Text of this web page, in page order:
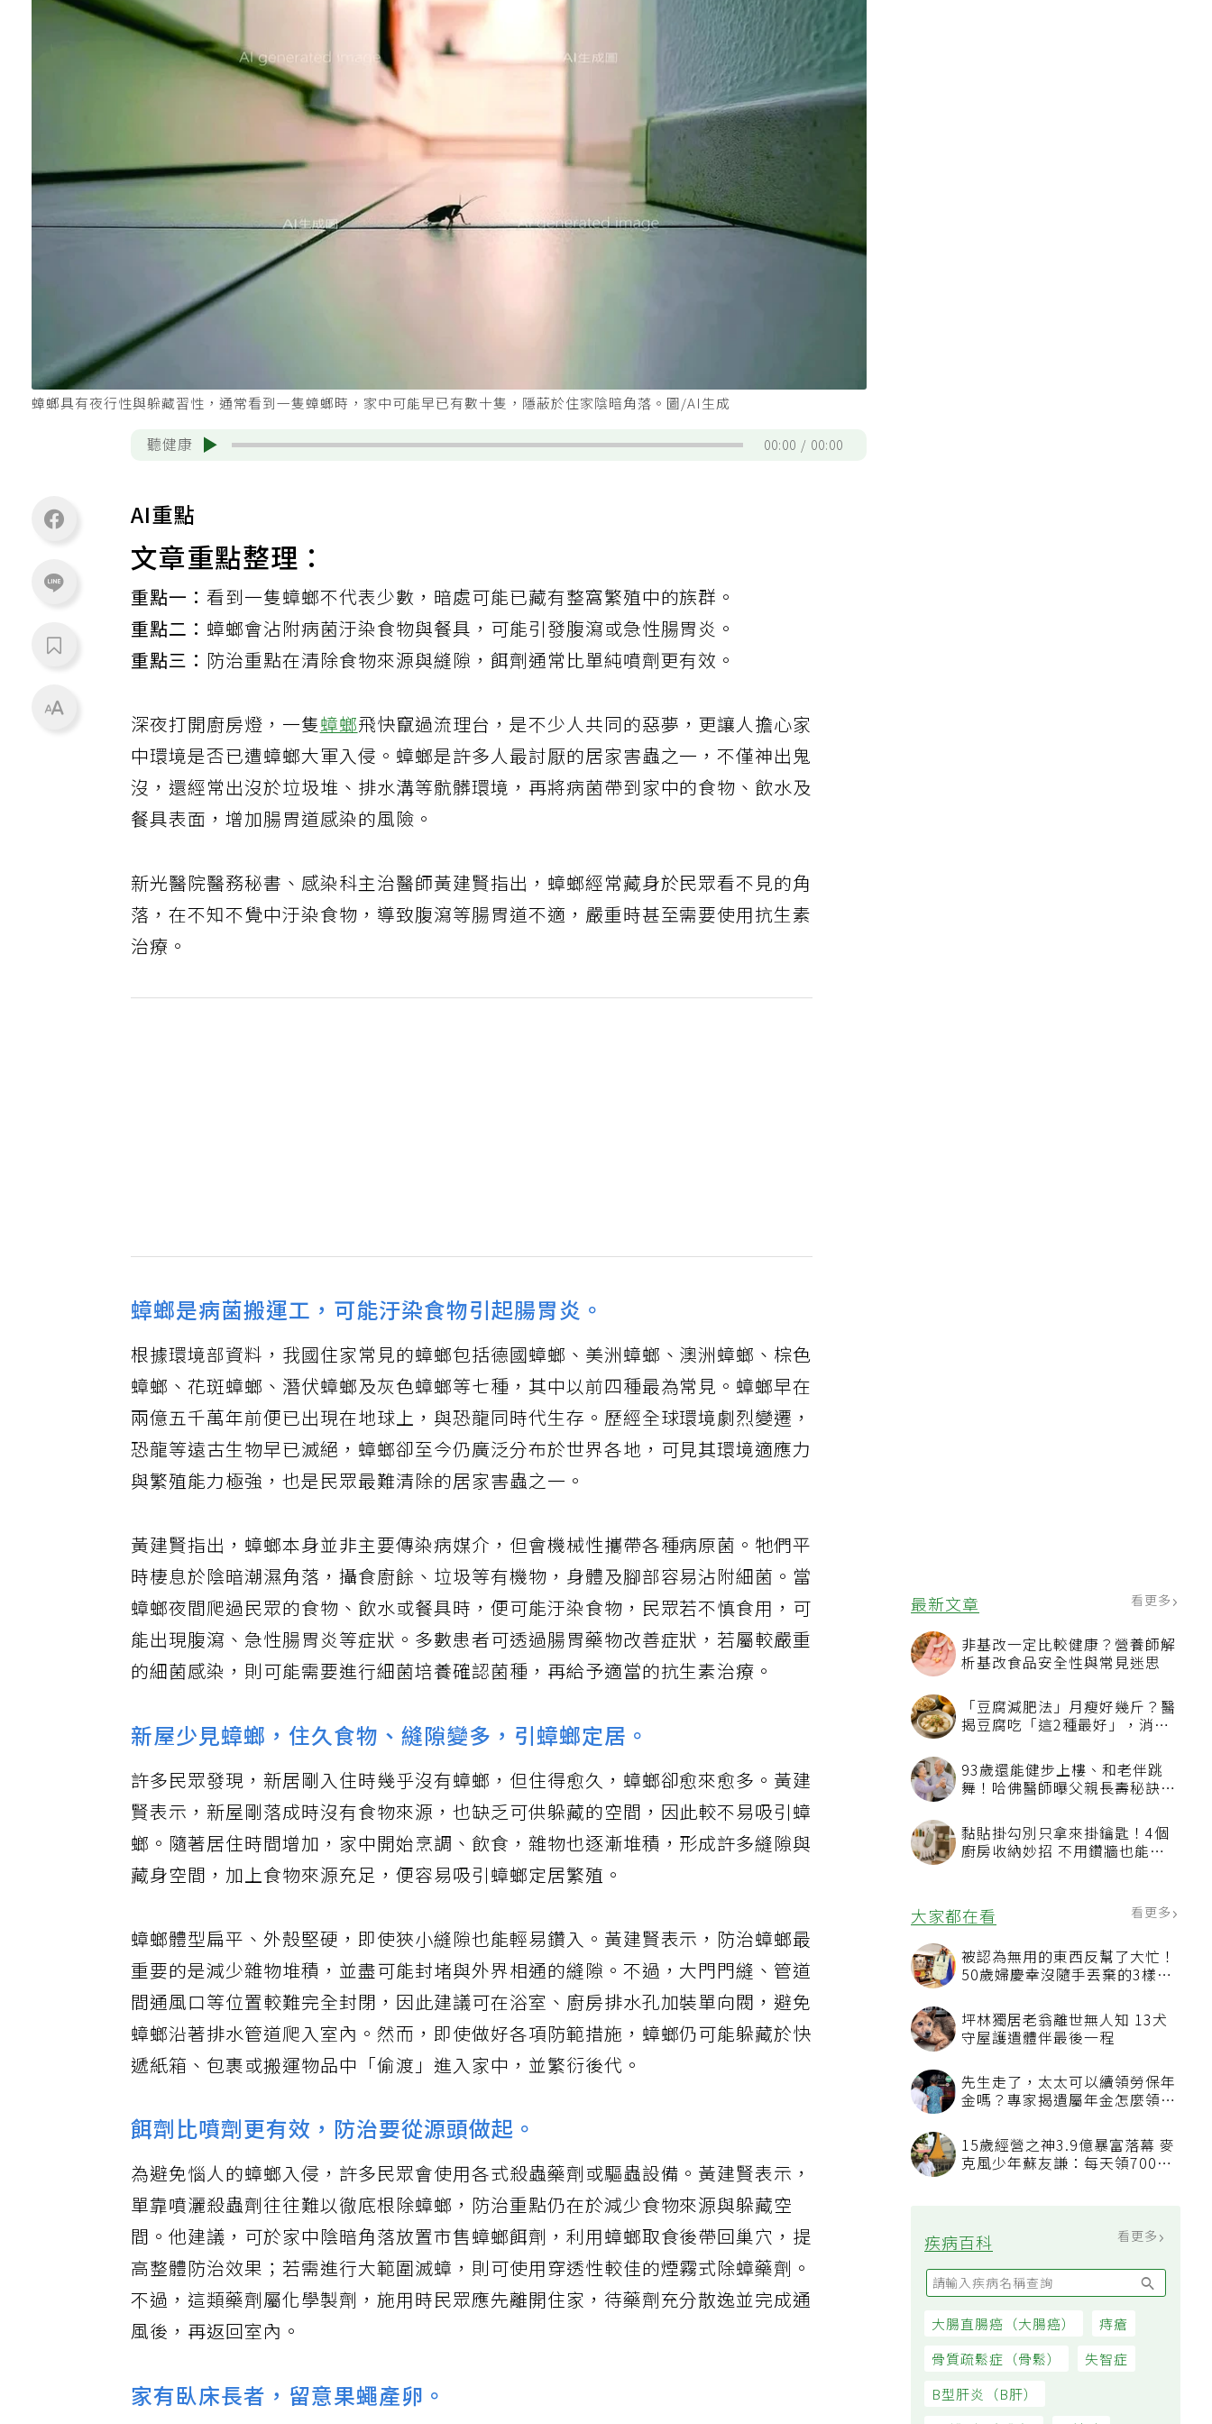
最新文章 看更多
非基改一定比較健康？營養師解
析基改食品安全性與常見迷思
「豆腐減肥法」月瘦好幾斤？醫
揭豆腐吃「這2種最好」，消脹
93歲還能健步上樓、和老伴跳
舞！哈佛醫師曝父親長壽秘訣：
黏貼掛勾別只拿來掛鑰匙！4個
廚房收納妙招 不用鑽牆也能省
大家都在看
被認為無用的東西反幫了大忙！
50歲婦慶幸沒隨手丟棄的3樣物
坪林獨居老翁離世無人知 13犬
守屋護遺體伴最後一程
先生走了，太太可以續領勞保年
看順位還要看資格
15歲經營之神3.9億暴富落幕 麥
疾病百科
蟑螂具有夜行性與躲藏習性，通常看到一隻蟑螂時，家中可能早已有數十隻，隱蔽於住家陰暗角落。圖/AI生成
聽健康 00:00 00:00
AI重點
文章重點整理：
重點一：看到一隻蟑螂不代表少數，暗處可能已藏有整窩繁殖中的族群。
重點二： 蟑螂會沾附病菌汙染食物與餐具，可能引發腹瀉或急性腸胃炎。
重點三： 防治重點在清除食物來源與縫隙，餌劑通常比單純噴劑更有效。
深夜打開廚房燈，一隻蟑螂飛快竄過流理台，是不少人共同的惡夢，更讓人擔心家
中環境是否已遭蟑螂大軍入侵。蟑螂是許多人最討厭的居家害蟲之一，不僅神出鬼
沒，還經常出沒於垃圾堆、排水溝等骯髒環境，再將病菌帶到家中的食物、飲水及
餐具表面，增加腸胃道感染的風險。
新光醫院醫務秘書、感染科主治醫師黃建賢指出，蟑螂經常藏身於民眾看不見的角
落，在不知不覺中汙染食物，導致腹瀉等腸胃道不適，嚴重時甚至需要使用抗生素
治療。
蟑螂是病菌搬運工，可能汙染食物引起腸胃炎。
根據環境部資料，我國住家常見的蟑螂包括德國蟑螂、美洲蟑螂、澳洲蟑螂、棕色
蟑螂、花斑蟑螂、潛伏蟑螂及灰色蟑螂等七種，其中以前四種最為常見。蟑螂早在
兩億五千萬年前便已出現在地球上，與恐龍同時代生存。歷經全球環境劇烈變遷，
恐龍等遠古生物早已滅絕，蟑螂卻至今仍廣泛分布於世界各地，可見其環境適應力
與繁殖能力極強，也是民眾最難清除的居家害蟲之一。
黃建賢指出，蟑螂本身並非主要傳染病媒介，但會機械性攜帶各種病原菌。牠們平
時棲息於陰暗潮濕角落，攝食廚餘、垃圾等有機物，身體及腳部容易沾附細菌。當
蟑螂夜間爬過民眾的食物、飲水或餐具時，便可能汙染食物，民眾若不慎食用，可
能出現腹瀉、急性腸胃炎等症狀。多數患者可透過腸胃藥物改善症狀，若屬較嚴重
的細菌感染，則可能需要進行細菌培養確認菌種，再給予適當的抗生素治療。
新屋少見蟑螂，住久食物、縫隙變多，引蟑螂定居。
許多民眾發現，新居剛入住時幾乎沒有蟑螂，但住得愈久，蟑螂卻愈來愈多。黃建
賢表示，新屋剛落成時沒有食物來源，也缺乏可供躲藏的空間，因此較不易吸引蟑
螂。隨著居住時間增加，家中開始烹調、飲食，雜物也逐漸堆積，形成許多縫隙與
藏身空間，加上食物來源充足，便容易吸引蟑螂定居繁殖。
蟑螂體型扁平、外殼堅硬，即使狹小縫隙也能輕易鑽入。黃建賢表示，防治蟑螂最
重要的是減少雜物堆積，並盡可能封堵與外界相通的縫隙。不過，大門門縫、管道
間通風口等位置較難完全封閉，因此建議可在浴室、廚房排水孔加裝單向閥，避免
蟑螂沿著排水管道爬入室內。然而，即使做好各項防範措施，蟑螂仍可能躲藏於快
遞紙箱、包裹或搬運物品中「偷渡」進入家中，並繁衍後代。
餌劑比噴劑更有效，防治要從源頭做起。
為避免惱人的蟑螂入侵，許多民眾會使用各式殺蟲藥劑或驅蟲設備。黃建賢表示，
單靠噴灑殺蟲劑往往難以徹底根除蟑螂，防治重點仍在於減少食物來源與躲藏空
間。他建議，可於家中陰暗角落放置市售蟑螂餌劑，利用蟑螂取食後帶回巢穴，提
高整體防治效果；若需進行大範圍滅蟑，則可使用穿透性較佳的煙霧式除蟑藥劑。
不過，這類藥劑屬化學製劑，施用時民眾應先離開住家，待藥劑充分散逸並完成通
風後，再返回室內。
家有臥床長者，留意果蠅產卵。